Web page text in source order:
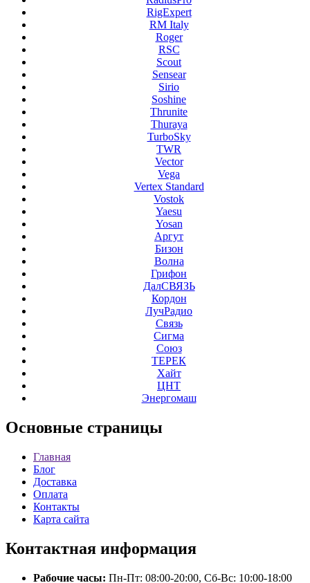
RigExpert
RM Italy
Roger
RSC
Scout
Sensear
Sirio
Soshine
Thrunite
Thuraya
TurboSky
TWR
Vector
Vega
Vertex Standard
Vostok
Yaesu
Yosan
Аргут
Бизон
Волна
Грифон
ДалСВЯЗЬ
Кордон
ЛучРадио
Связь
Сигма
Союз
ТЕРЕК
Хайт
ЦНТ
Энергомаш
Основные страницы
Главная
Блог
Доставка
Оплата
Контакты
Карта сайта
Контактная информация
Рабочие часы: Пн-Пт: 08:00-20:00, Сб-Вс: 10:00-18:00